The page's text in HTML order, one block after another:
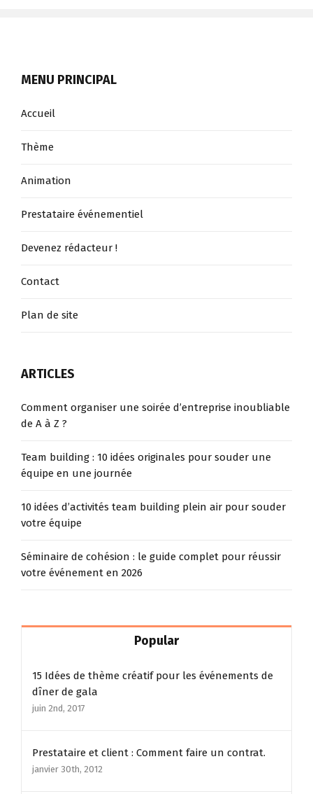
MENU PRINCIPAL
Accueil
Thème
Animation
Prestataire événementiel
Devenez rédacteur !
Contact
Plan de site
ARTICLES
Comment organiser une soirée d’entreprise inoubliable
de A à Z ?
Team building : 10 idées originales pour souder une
équipe en une journée
10 idées d’activités team building plein air pour souder
votre équipe
Séminaire de cohésion : le guide complet pour réussir
votre événement en 2026
Popular
15 Idées de thème créatif pour les événements de
dîner de gala
juin 2nd, 2017
Prestataire et client : Comment faire un contrat.
janvier 30th, 2012